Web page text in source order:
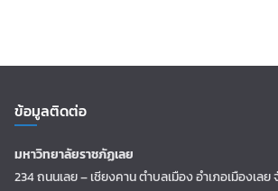
ข้อมูลติดต่อ
มหาวิทยาลัยราชภัฏเลย
234 ถนนเลย – เชียงคาน ตำบลเมือง อำเภอเมืองเล